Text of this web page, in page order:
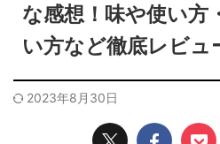
な感想！味や使い方
い方など徹底レビュ
2023年8月30日